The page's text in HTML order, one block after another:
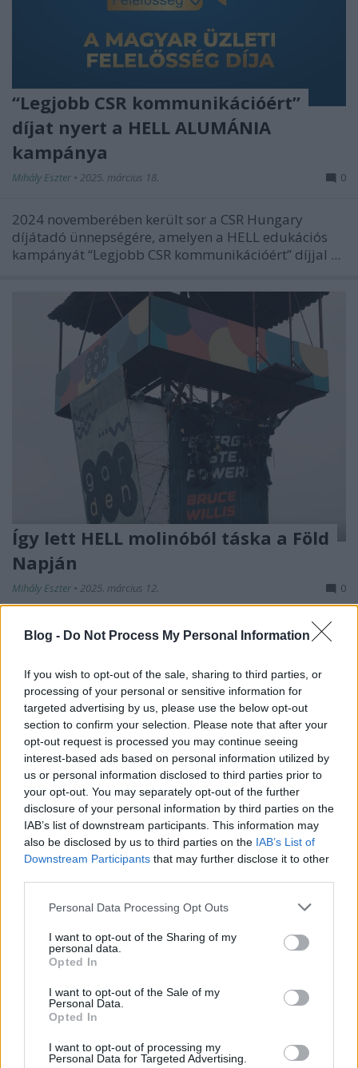
Blog - Do Not Process My Personal Information
If you wish to opt-out of the sale, sharing to third parties, or
processing of your personal or sensitive information for
targeted advertising by us, please use the below opt-out
section to confirm your selection. Please note that after your
opt-out request is processed you may continue seeing
interest-based ads based on personal information utilized by
us or personal information disclosed to third parties prior to
your opt-out. You may separately opt-out of the further
disclosure of your personal information by third parties on the
IAB’s list of downstream participants. This information may
also be disclosed by us to third parties on the IAB’s List of
Downstream Participants that may further disclose it to other
Please note that this website/app uses one or more Google
not limited to your visit or usage behaviour. You may click to
grant or deny consent to Google and its third-party tags to
use your data for below specified purposes in below Google
consent section.
Personal Data Processing Opt Outs
I want to opt-out of the Sharing of my
personal data.
Opted In
I want to opt-out of the Sale of my
Personal Data.
Opted In
I want to opt-out of processing my
Personal Data for Targeted Advertising.
“Legjobb CSR kommunikációért”
díjat nyert a HELL ALUMÁNIA
kampánya
Mihály Eszter • 2025. március 18. 0
2024 novemberében került sor a CSR Hungary
díjátadó ünnepségére, amelyen a HELL edukációs
kampányát “Legjobb CSR kommunikációért” díjjal ...
Így lett HELL molinóból táska a Föld
Napján
Mihály Eszter • 2025. március 12. 0
A HELL ENERGY 2024 áprilisában, a Föld Napján egy
különleges varró workshopot szervezet, ahol a
Két éves a HELLoALU
A HELL ENERGY HELLo ALU szemléletformáló
edukációs aktivitások valósultak meg, amelyek